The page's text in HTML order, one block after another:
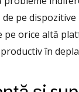
pe dispozitive
pe orice altă
în